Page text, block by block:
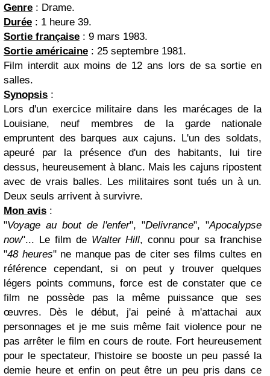
Genre : Drame.
Durée : 1 heure 39.
Sortie française : 9 mars 1983.
Sortie américaine : 25 septembre 1981.
Film interdit aux moins de 12 ans lors de sa sortie en
salles.
Synopsis :
Lors d'un exercice militaire dans les marécages de la
Louisiane, neuf membres de la garde nationale
empruntent des barques aux cajuns. L'un des soldats,
apeuré par la présence d'un des habitants, lui tire
dessus, heureusement à blanc. Mais les cajuns ripostent
avec de vrais balles. Les militaires sont tués un à un.
Deux seuls arrivent à survivre.
Mon avis :
"Voyage au bout de l'enfer", "Delivrance", "Apocalypse
now"... Le film deWalter Hill, connu pour sa franchise
"48 heures" ne manque pas de citer ses films cultes en
référence cependant, si on peut y trouver quelques
légers points communs, force est de constater que ce
film ne possède pas la même puissance que ses
œuvres. Dès le début, j'ai peiné à m'attachai aux
personnages et je me suis même fait violence pour ne
pas arrêter le film en cours de route. Fort heureusement
pour le spectateur, l'histoire se booste un peu passé la
demie heure et enfin on peut être un peu pris dans ce